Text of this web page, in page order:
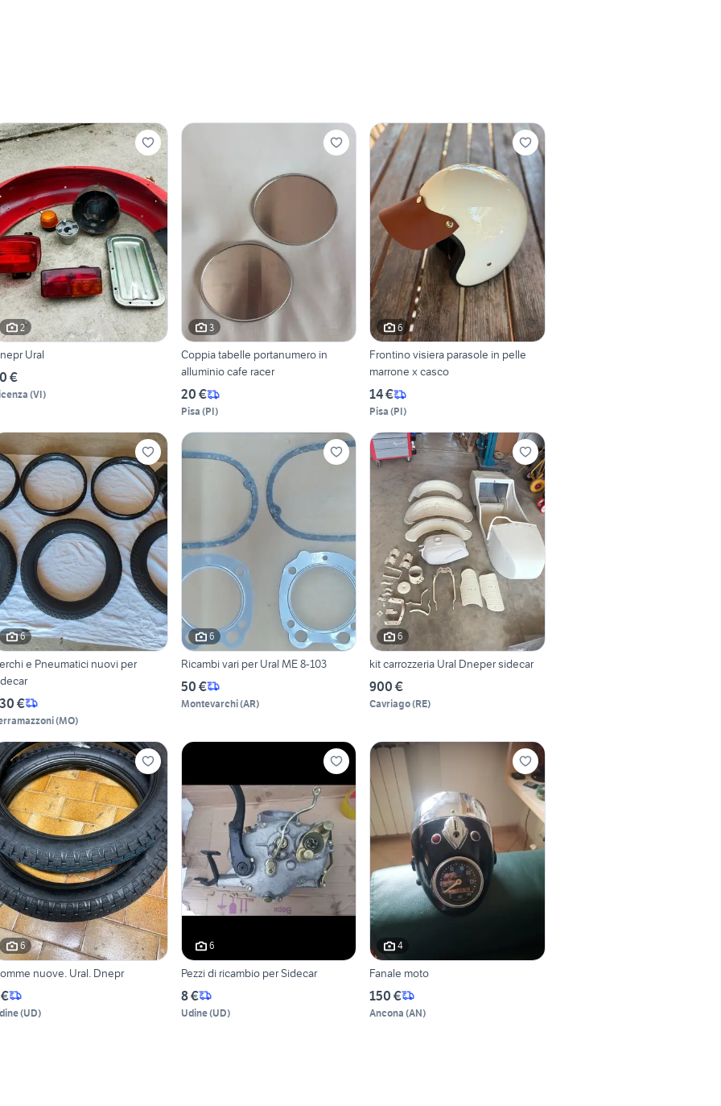
2
Ural
€
(VI)
3
Coppia tabelle portanumero in
alluminio cafe racer
20 €
Pisa (PI)
6
Frontino visiera parasole in pelle
marrone x casco
14 €
Pisa (PI)
6
e Pneumatici nuovi per
€
(MO)
6
Ricambi vari per Ural ME 8-103
50 €
Montevarchi(AR)
6
kit carrozzeria Ural Dneper sidecar
900 €
Cavriago(RE)
6
nuove. Ural. Dnepr
(UD)
6
Pezzi di ricambio per Sidecar
8 €
Udine(UD)
4
Fanale moto
150 €
Ancona (AN)